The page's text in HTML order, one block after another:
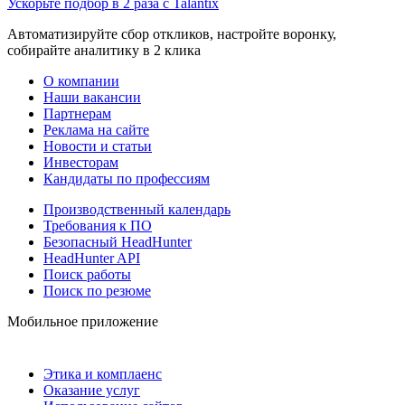
Ускорьте подбор в 2 раза с Talantix
Автоматизируйте сбор откликов, настройте воронку,
собирайте аналитику в 2 клика
О компании
Наши вакансии
Партнерам
Реклама на сайте
Новости и статьи
Инвесторам
Кандидаты по профессиям
Производственный календарь
Требования к ПО
Безопасный HeadHunter
HeadHunter API
Поиск работы
Поиск по резюме
Мобильное приложение
Этика и комплаенс
Оказание услуг